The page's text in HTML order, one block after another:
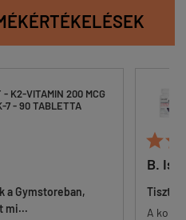
- K2-VITAMIN 200 MCG
7 - 90 TABLETTA
a Gymstoreban,
mi...

B.
A